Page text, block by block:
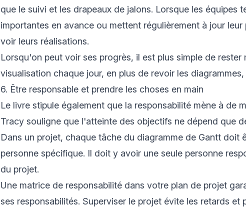
que le suivi et les drapeaux de jalons. Lorsque les équipes
importantes en avance ou mettent régulièrement à jour
voir leurs réalisations.
Lorsqu'on peut voir ses progrès, il est plus simple de rester
visualisation chaque jour, en plus de revoir les
6. Être responsable et prendre les choses en main
Le livre stipule également que la responsabilité mène à de
Tracy souligne que l'atteinte des objectifs ne dépend que
Dans un projet, chaque tâche du diagramme de Gantt doit
personne spécifique. Il doit y avoir une seule personne
du projet.
Une matrice de responsabilité dans votre plan de projet
ses responsabilités. Superviser le projet évite les retards et